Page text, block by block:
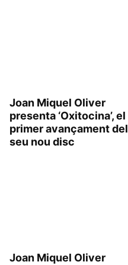
Joan Miquel Oliver
presenta ‘Oxitocina’, el
primer avançament del
seu nou disc
Joan Miquel Oliver